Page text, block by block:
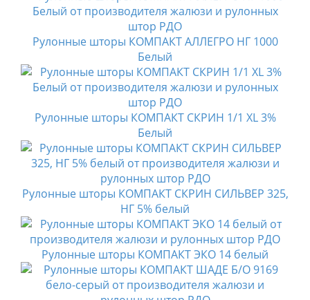
Рулонные шторы КОМПАКТ АЛЛЕГРО НГ 1000
Белый
Рулонные шторы КОМПАКТ СКРИН 1/1 XL 3%
Белый
Рулонные шторы КОМПАКТ СКРИН СИЛЬВЕР 325,
НГ 5% белый
Рулонные шторы КОМПАКТ ЭКО 14 белый